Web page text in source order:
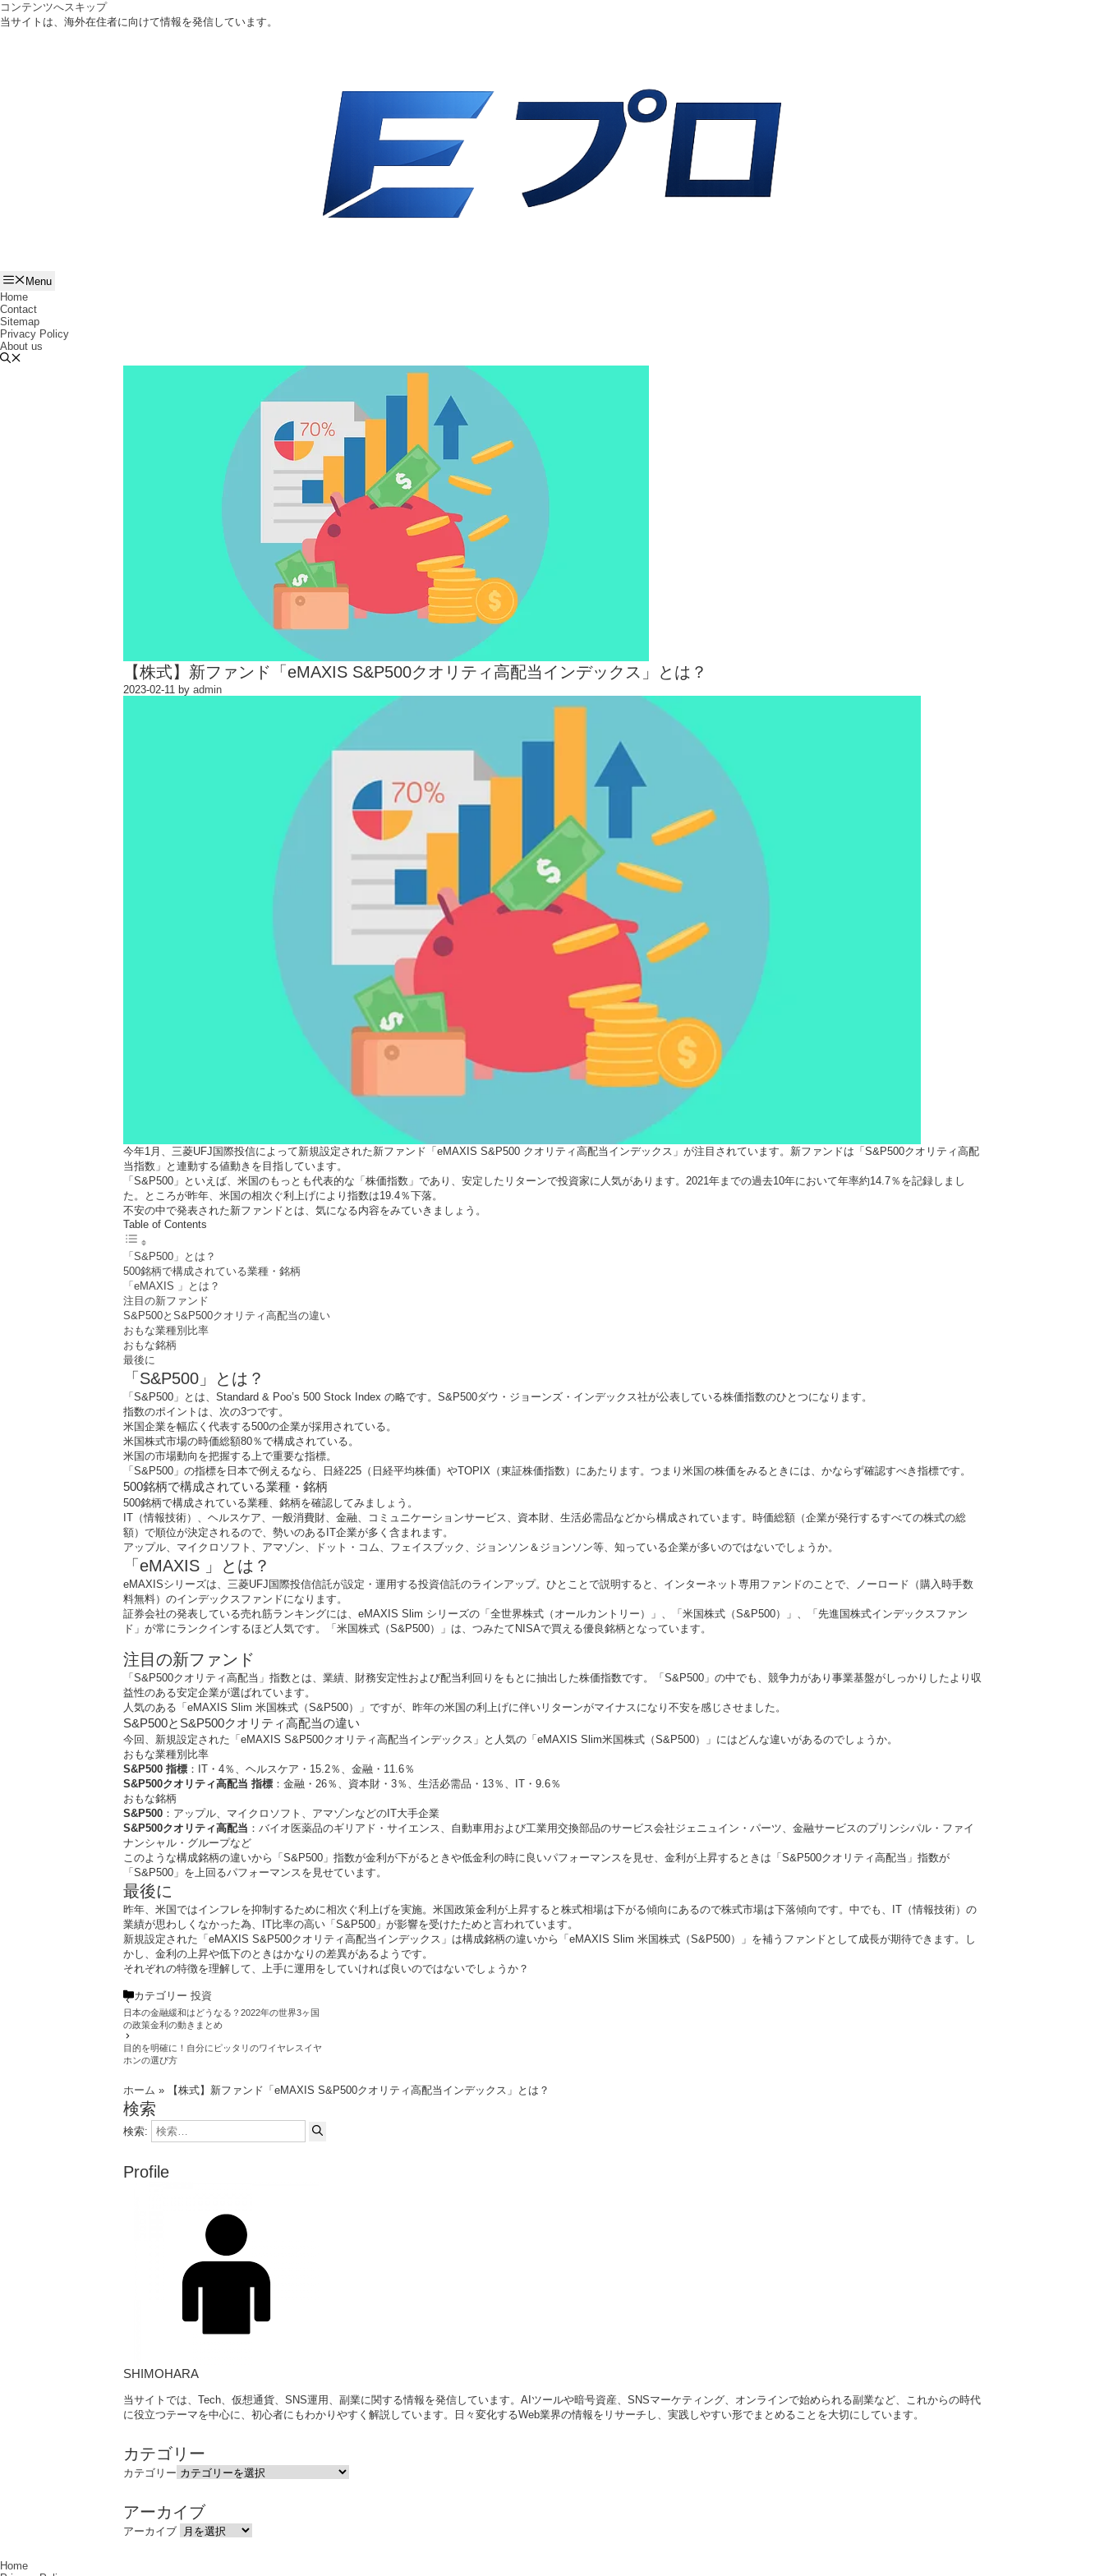
コンテンツへスキップ
当サイトは、海外在住者に向けて情報を発信しています。
Menu
Home
Contact
Sitemap
Privacy Policy
About us
【株式】新ファンド「eMAXIS S&P500クオリティ高配当インデックス」とは？
2023-02-11 by admin
今年1月、三菱UFJ国際投信によって新規設定された新ファンド「eMAXIS S&P500 クオリティ高配当インデックス」が注目されています。新ファンドは「S&P500クオリティ高配
当指数」と連動する値動きを目指しています。
「S&P500」といえば、米国のもっとも代表的な「株価指数」であり、安定したリターンで投資家に人気があります。2021年までの過去10年において年率約14.7％を記録しまし
た。ところが昨年、米国の相次ぐ利上げにより指数は19.4％下落。
不安の中で発表された新ファンドとは、気になる内容をみていきましょう。
Table of Contents
「S&P500」とは？
500銘柄で構成されている業種・銘柄
「eMAXIS 」とは？
注目の新ファンド
S&P500とS&P500クオリティ高配当の違い
おもな業種別比率
おもな銘柄
最後に
「S&P500」とは？
「S&P500」とは、Standard & Poo’s 500 Stock Index の略です。S&P500ダウ・ジョーンズ・インデックス社が公表している株価指数のひとつになります。
指数のポイントは、次の3つです。
米国企業を幅広く代表する500の企業が採用されている。
米国株式市場の時価総額80％で構成されている。
米国の市場動向を把握する上で重要な指標。
「S&P500」の指標を日本で例えるなら、日経225（日経平均株価）やTOPIX（東証株価指数）にあたります。つまり米国の株価をみるときには、かならず確認すべき指標です。
500銘柄で構成されている業種・銘柄
500銘柄で構成されている業種、銘柄を確認してみましょう。
IT（情報技術）、ヘルスケア、一般消費財、金融、コミュニケーションサービス、資本財、生活必需品などから構成されています。時価総額（企業が発行するすべての株式の総
額）で順位が決定されるので、勢いのあるIT企業が多く含まれます。
アップル、マイクロソフト、アマゾン、ドット・コム、フェイスブック、ジョンソン＆ジョンソン等、知っている企業が多いのではないでしょうか。
「eMAXIS 」とは？
eMAXISシリーズは、三菱UFJ国際投信信託が設定・運用する投資信託のラインアップ。ひとことで説明すると、インターネット専用ファンドのことで、ノーロード（購入時手数
料無料）のインデックスファンドになります。
証券会社の発表している売れ筋ランキングには、eMAXIS Slim シリーズの「全世界株式（オールカントリー）」、「米国株式（S&P500）」、「先進国株式インデックスファン
ド」が常にランクインするほど人気です。「米国株式（S&P500）」は、つみたてNISAで買える優良銘柄となっています。
注目の新ファンド
「S&P500クオリティ高配当」指数とは、業績、財務安定性および配当利回りをもとに抽出した株価指数です。「S&P500」の中でも、競争力があり事業基盤がしっかりしたより収
益性のある安定企業が選ばれています。
人気のある「eMAXIS Slim 米国株式（S&P500）」ですが、昨年の米国の利上げに伴いリターンがマイナスになり不安を感じさせました。
S&P500とS&P500クオリティ高配当の違い
今回、新規設定された「eMAXIS S&P500クオリティ高配当インデックス」と人気の「eMAXIS Slim米国株式（S&P500）」にはどんな違いがあるのでしょうか。
おもな業種別比率
S&P500 指標：IT・4％、ヘルスケア・15.2％、金融・11.6％
S&P500クオリティ高配当 指標：金融・26％、資本財・3％、生活必需品・13％、IT・9.6％
おもな銘柄
S&P500：アップル、マイクロソフト、アマゾンなどのIT大手企業
S&P500クオリティ高配当 ：バイオ医薬品のギリアド・サイエンス、自動車用および工業用交換部品のサービス会社ジェニュイン・パーツ、金融サービスのプリンシパル・ファイ
ナンシャル・グループなど
このような構成銘柄の違いから「S&P500」指数が金利が下がるときや低金利の時に良いパフォーマンスを見せ、金利が上昇するときは「S&P500クオリティ高配当」指数が
「S&P500」を上回るパフォーマンスを見せています。
最後に
昨年、米国ではインフレを抑制するために相次ぐ利上げを実施。米国政策金利が上昇すると株式相場は下がる傾向にあるので株式市場は下落傾向です。中でも、IT（情報技術）の
業績が思わしくなかった為、IT比率の高い「S&P500」が影響を受けたためと言われています。
新規設定された「eMAXIS S&P500クオリティ高配当インデックス」は構成銘柄の違いから「eMAXIS Slim 米国株式（S&P500）」を補うファンドとして成長が期待できます。し
かし、金利の上昇や低下のときはかなりの差異があるようです。
それぞれの特徴を理解して、上手に運用をしていければ良いのではないでしょうか？
カテゴリー 投資
日本の金融緩和はどうなる？2022年の世界3ヶ国
の政策金利の動きまとめ
目的を明確に！自分にピッタリのワイヤレスイヤ
ホンの選び方
ホーム » 【株式】新ファンド「eMAXIS S&P500クオリティ高配当インデックス」とは？
検索
検索:
Profile
SHIMOHARA
当サイトでは、Tech、仮想通貨、SNS運用、副業に関する情報を発信しています。AIツールや暗号資産、SNSマーケティング、オンラインで始められる副業など、これからの時代
に役立つテーマを中心に、初心者にもわかりやすく解説しています。日々変化するWeb業界の情報をリサーチし、実践しやすい形でまとめることを大切にしています。
カテゴリー
カテゴリー
アーカイブ
アーカイブ
Home